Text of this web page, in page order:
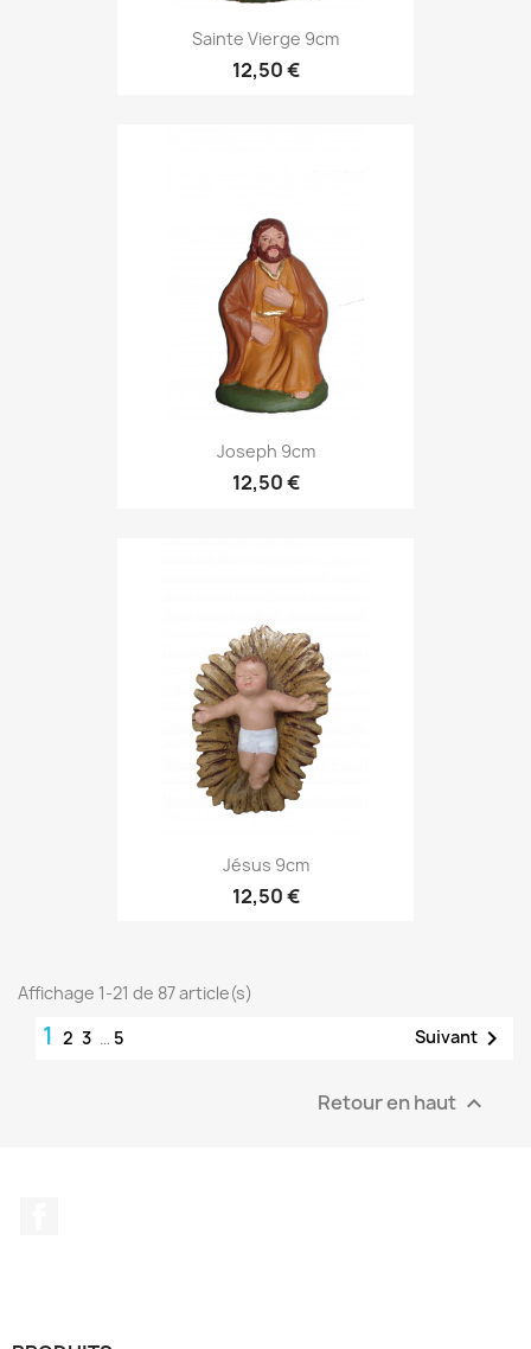
Sainte Vierge 9cm
12,50 €
Joseph 9cm
12,50 €
Jésus 9cm
12,50 €
Affichage 1-21 de 87 article(s)
1 2 3 … 5 Suivant 
Retour en haut 